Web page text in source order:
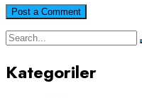
Kategoriler